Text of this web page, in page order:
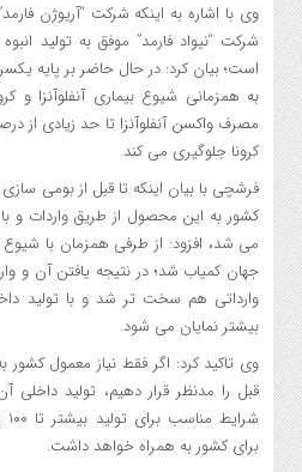
وی با اشاره به اینکه شرکت “آریوژن
شرکت “نیواد فارمد” موفق به تولید
است؛ بیان کرد: در حال حاضر بر پایه
به همزمانی شیوع بیماری آنفلوآنزا و
مصرف واکسن آنفلوآنزا تا حد زیادی از
کرونا جلوگیری می کند.
فرشچی با بیان اینکه تا قبل از بومی سازی
کشور به این محصول از طریق واردات و
می شد، افزود: از طرفی همزمان با شیوع
جهان کمیاب شد؛ در نتیجه یافتن آن و
وارداتی هم سخت تر شد و با تولید
بیشتر نمایان می شود.
وی تاکید کرد: اگر فقط نیاز معمول کشور
برای کشور به همراه خواهد داشت.